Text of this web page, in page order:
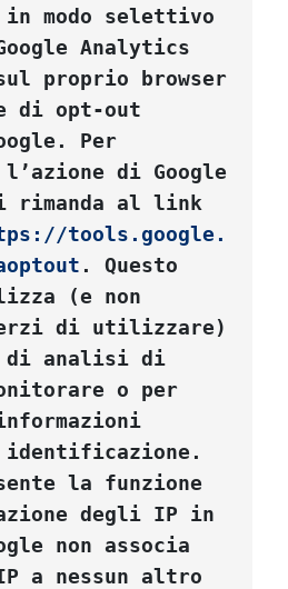
modo selettivo
Analytics
proprio browser
di opt-out
Per
di Google
rimanda al link
tools.google.
. Questo
(e non
di utilizzare)
di analisi di
o per
la funzione
degli IP in
non associa
a nessun altro